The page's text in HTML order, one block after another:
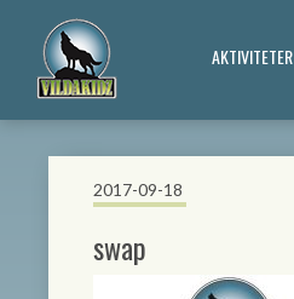
AKTIVITETER
2017-09-18
swap